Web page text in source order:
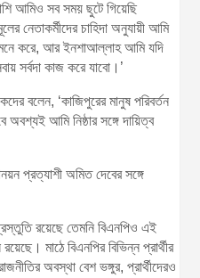
আমিও সব সময় ছুটে গিয়েছি
নেতাকর্মীদের চাহিদা অনুযায়ী আমি
করে, আর ইনশাআল্লাহ আমি যদি
সর্বদা কাজ করে যাবো।’
বলেন, ‘কাজিপুরের মানুষ পরিবর্তন
আমি নিষ্ঠার সঙ্গে দায়িত্ব
প্রত্যাশী অমিত দেবের সঙ্গে
রয়েছে তেমনি বিএনপিও এই
মাঠে বিএনপির বিভিন্ন প্রার্থীর
অবস্থা বেশ ভঙ্গুর, প্রার্থীদেরও